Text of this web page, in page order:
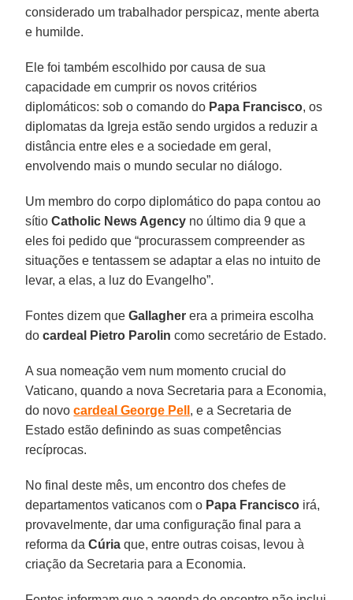
considerado um trabalhador perspicaz, mente aberta
e humilde.
Ele foi também escolhido por causa de sua
capacidade em cumprir os novos critérios
diplomáticos: sob o comando do Papa Francisco, os
diplomatas da Igreja estão sendo urgidos a reduzir a
distância entre eles e a sociedade em geral,
envolvendo mais o mundo secular no diálogo.
Um membro do corpo diplomático do papa contou ao
sítioCatholic News Agency no último dia 9 que a
eles foi pedido que “procurassem compreender as
situações e tentassem se adaptar a elas no intuito de
levar, a elas, a luz do Evangelho”.
Fontes dizem queGallagher era a primeira escolha
docardeal Pietro Parolin como secretário de Estado.
A sua nomeação vem num momento crucial do
Vaticano, quando a nova Secretaria para a Economia,
do novocardeal George Pell , e a Secretaria de
Estado estão definindo as suas competências
recíprocas.
No final deste mês, um encontro dos chefes de
departamentos vaticanos com o Papa Francisco irá,
provavelmente, dar uma configuração final para a
reforma daCúria que, entre outras coisas, levou à
criação da Secretaria para a Economia.